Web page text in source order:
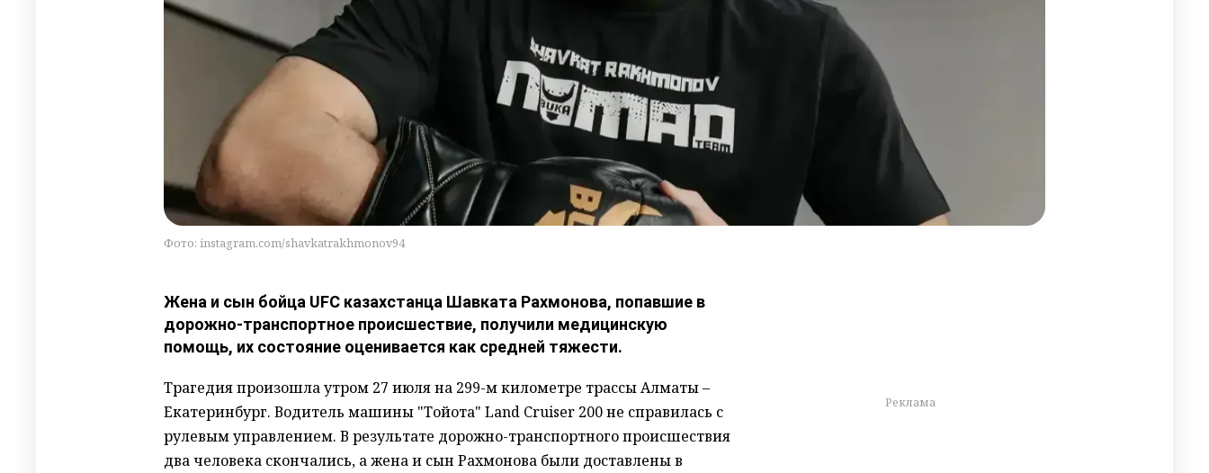
Фото: instagram.com/shavkatrakhmonov94
Жена и сын бойца UFC казахстанца Шавката Рахмонова, попавшие в
дорожно-транспортное происшествие, получили медицинскую
помощь, их состояние оценивается как средней тяжести.
Трагедия произошла утром 27 июля на 299-м километре трассы Алматы –
Екатеринбург. Водитель машины "Тойота" Land Cruiser 200 не справилась с
рулевым управлением. В результате дорожно-транспортного происшествия
два человека скончались, а жена и сын Рахмонова были доставлены в